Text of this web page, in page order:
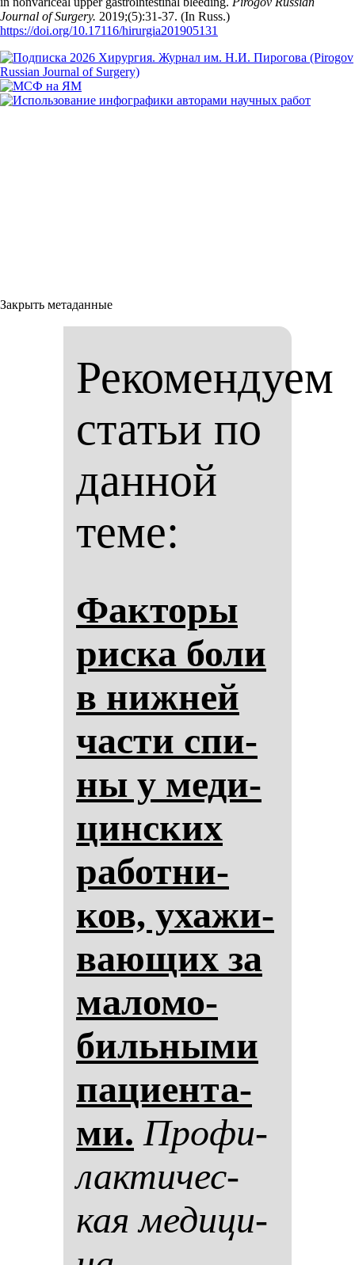
Journal of Surgery. 2019;(5):31‑37. (In Russ.)
https://doi.org/10.17116/hirurgia201905131
Закрыть метаданные
Рекомендуем
статьи по
данной
теме:
Фак­то­ры
рис­ка бо­ли
в ниж­ней
час­ти спи­
ны у ме­ди­
цин­ских
ра­бот­ни­
ков, уха­жи­
ва­ющих за
ма­ло­мо­
биль­ны­ми
па­ци­ен­та­
ми. Про­фи­
лак­ти­чес­
кая ме­ди­ци­